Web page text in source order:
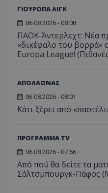
ΓΙΟΥΡΟΠΑ ΛΙΓΚ
06.08.2026 - 08:08
ΠΑΟΚ-Άντερλεχτ: Νέα
«δικέφαλο του βορρά»
Europa League!
ΑΠΟΛΛΩΝΑΣ
06.08.2026 - 08:01
Κάτι ξέρει από
ΠΡΟΓΡΑΜΜΑ TV
06.08.2026 - 07:56
Από πού θα δείτε τα
Σάλτσμπουργκ-Πάφος